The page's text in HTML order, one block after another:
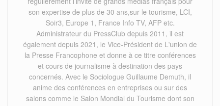
son expertise de plus de 30 ans,sur le tourisme, LCI,
Soir3, Europe 1, France Info TV, AFP etc.
Administrateur du PressClub depuis 2011, il est
également depuis 2021, le Vice-Président de L'union de
la Presse Francophone et donne à ce titre conférences
et cours de journalisme à destination des pays
concernés. Avec le Sociologue Guillaume Demuth, il
anime des conférences en entreprises ou sur des
salons comme le Salon Mondial du Tourisme dont son